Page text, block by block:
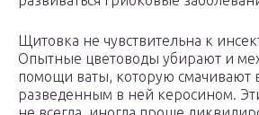
Щитовка не чувствительна к
Опытные цветоводы убирают и
помощи ваты, которую смачивают
разведенным в ней керосином.